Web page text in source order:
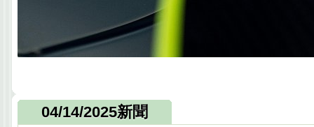
04/14/2025新聞